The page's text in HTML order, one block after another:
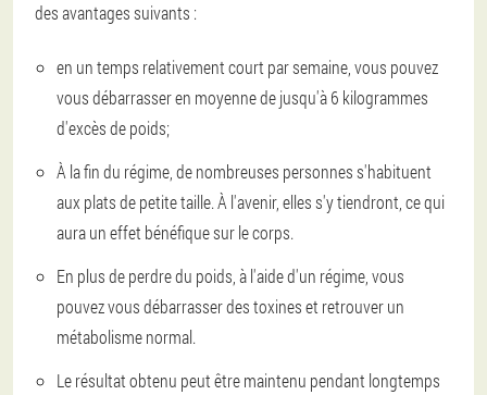
des avantages suivants :
en un temps relativement court par semaine, vous pouvez
vous débarrasser en moyenne de jusqu'à 6 kilogrammes
d'excès de poids;
À la fin du régime, de nombreuses personnes s'habituent
aux plats de petite taille. À l'avenir, elles s'y tiendront, ce qui
aura un effet bénéfique sur le corps.
En plus de perdre du poids, à l'aide d'un régime, vous
pouvez vous débarrasser des toxines et retrouver un
métabolisme normal.
Le résultat obtenu peut être maintenu pendant longtemps